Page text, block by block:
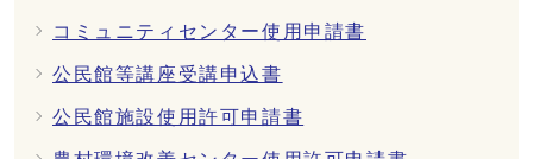
コミュニティセンター使用申請書
公民館等講座受講申込書
公民館施設使用許可申請書